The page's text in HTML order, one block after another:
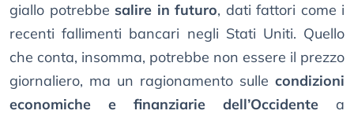
giallo potrebbe salire in futuro, dati fattori come i
recenti fallimenti bancari negli Stati Uniti. Quello
che conta, insomma, potrebbe non essere il prezzo
giornaliero, ma un ragionamento sulle condizioni
economiche e finanziarie dell’Occidente a